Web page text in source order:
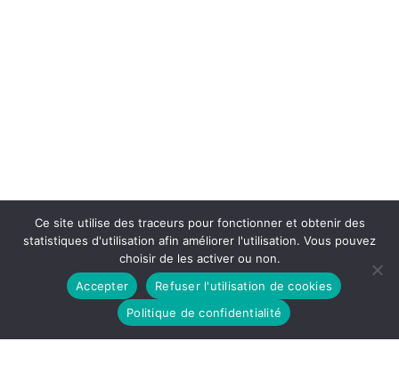
Ce site utilise des traceurs pour fonctionner et obtenir des
statistiques d'utilisation afin améliorer l'utilisation. Vous pouvez
choisir de les activer ou non.
Accepter
Refuser l'utilisation de cookies
Politique de confidentialité